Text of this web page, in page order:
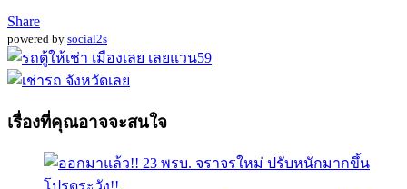
Share
powered by social2s
เรื่องที่คุณอาจจะสนใจ